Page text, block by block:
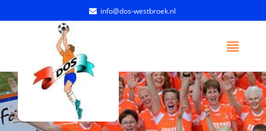
info@dos-westbroek.nl